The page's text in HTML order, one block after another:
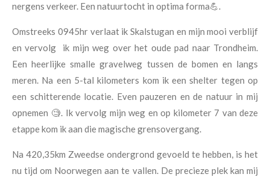
nergens verkeer. Een natuurtocht in optima forma💪.
Omstreeks 0945hr verlaat ik Skalstugan en mijn mooi verblijf
en vervolg ik mijn weg over het oude pad naar Trondheim.
Een heerlijke smalle gravelweg tussen de bomen en langs
meren. Na een 5-tal kilometers kom ik een shelter tegen op
een schitterende locatie. Even pauzeren en de natuur in mij
opnemen 🧐. Ik vervolg mijn weg en op kilometer 7 van deze
etappe kom ik aan die magische grensovergang.
Na 420,35km Zweedse ondergrond gevoeld te hebben, is het
nu tijd om Noorwegen aan te vallen. De precieze plek kan mij